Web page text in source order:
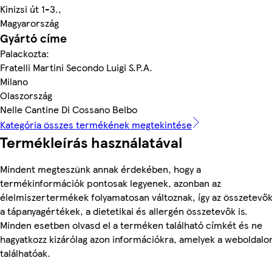
Kinizsi út 1-3.,
Magyarország
Gyártó címe
Palackozta:
Fratelli Martini Secondo Luigi S.P.A.
Milano
Olaszország
Nelle Cantine Di Cossano Belbo
Kategória összes termékének megtekintése
Termékleírás használatával
Mindent megteszünk annak érdekében, hogy a
termékinformációk pontosak legyenek, azonban az
élelmiszertermékek folyamatosan változnak, így az
a tápanyagértékek, a dietetikai és allergén összetevők is.
Minden esetben olvasd el a terméken található címkét és ne
hagyatkozz kizárólag azon információkra, amelyek a
találhatóak.